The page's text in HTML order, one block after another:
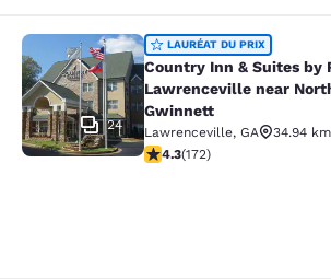
Country Inn & Suites
24
LAURÉAT DU PRIX
Country Inn & Suites by
Lawrenceville near
Gwinnett
Lawrenceville, GA
34.94 km
4.31 étoiles. Excellent. 172
4.3(172)